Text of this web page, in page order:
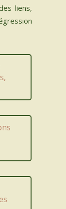
liens,